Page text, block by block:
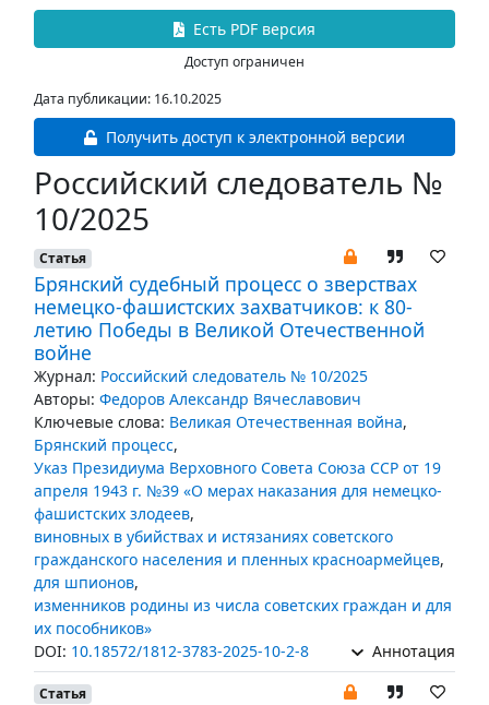
Есть PDF версия
Доступ ограничен
Дата публикации: 16.10.2025
Получить доступ к электронной версии
Российский следователь №
10/2025
Статья
Брянский судебный процесс о зверствах
немецко-фашистских захватчиков: к 80-
летию Победы в Великой Отечественной
войне
Журнал: Российский следователь № 10/2025
Авторы: Федоров Александр Вячеславович
Ключевые слова: Великая Отечественная война,
Брянский процесс,
Указ Президиума Верховного Совета Союза ССР от 19
апреля 1943 г. №39 «О мерах наказания для немецко-
фашистских злодеев,
виновных в убийствах и истязаниях советского
гражданского населения и пленных красноармейцев,
для шпионов,
изменников родины из числа советских граждан и для
их пособников»
DOI: 10.18572/1812-3783-2025-10-2-8 Аннотация
Статья